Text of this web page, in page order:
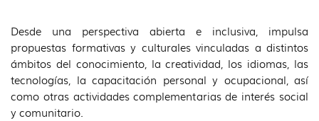
Desde una perspectiva abierta e inclusiva, impulsa
propuestas formativas y culturales vinculadas a distintos
ámbitos del conocimiento, la creatividad, los idiomas, las
tecnologías, la capacitación personal y ocupacional, así
como otras actividades complementarias de interés social
y comunitario.